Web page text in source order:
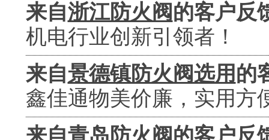
来自浙江防火阀的客户反
机电行业创新引领者！
来自景德镇防火阀选用 的
鑫佳通物美价廉，实用方